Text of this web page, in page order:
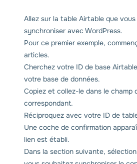
Allez sur la table Airtable que
synchroniser avec WordPress.
Pour ce premier exemple,
articles.
Cherchez votre ID de base
votre base de données.
Copiez et collez-le dans le champ
correspondant.
Réciproquez avec votre ID de
Une coche de confirmation
lien est établi.
Dans la section suivante,